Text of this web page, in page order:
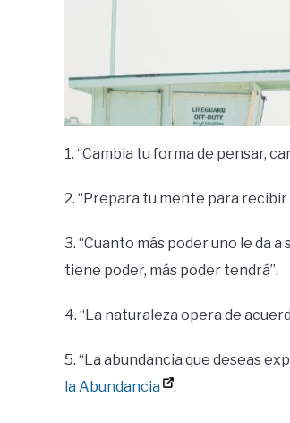
1. “Cambia tu forma de pensar,
2. “Prepara tu mente para
3. “Cuanto más poder uno le da
tiene poder, más poder tendrá”.
4. “La naturaleza opera de
5. “La abundancia que deseas
la Abundancia
.